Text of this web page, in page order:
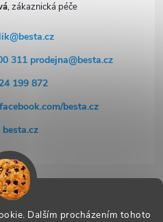
Dalším procházením tohoto
@besta.cz
311 prodejna@besta.cz
199 872
besta.cz
besta.cz